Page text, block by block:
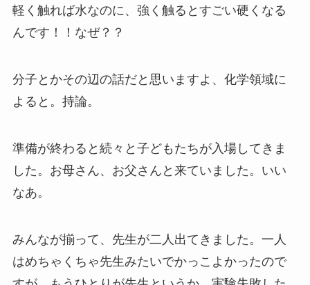
軽く触れば水なのに、強く触るとすごい硬くなる
んです！！なぜ？？
分子とかその辺の話だと思いますよ、化学領域に
よると。持論。
準備が終わると続々と子どもたちが入場してきま
した。お母さん、お父さんと来ていました。いい
なあ。
みんなが揃って、先生が二人出てきました。一人
はめちゃくちゃ先生みたいでかっこよかったので